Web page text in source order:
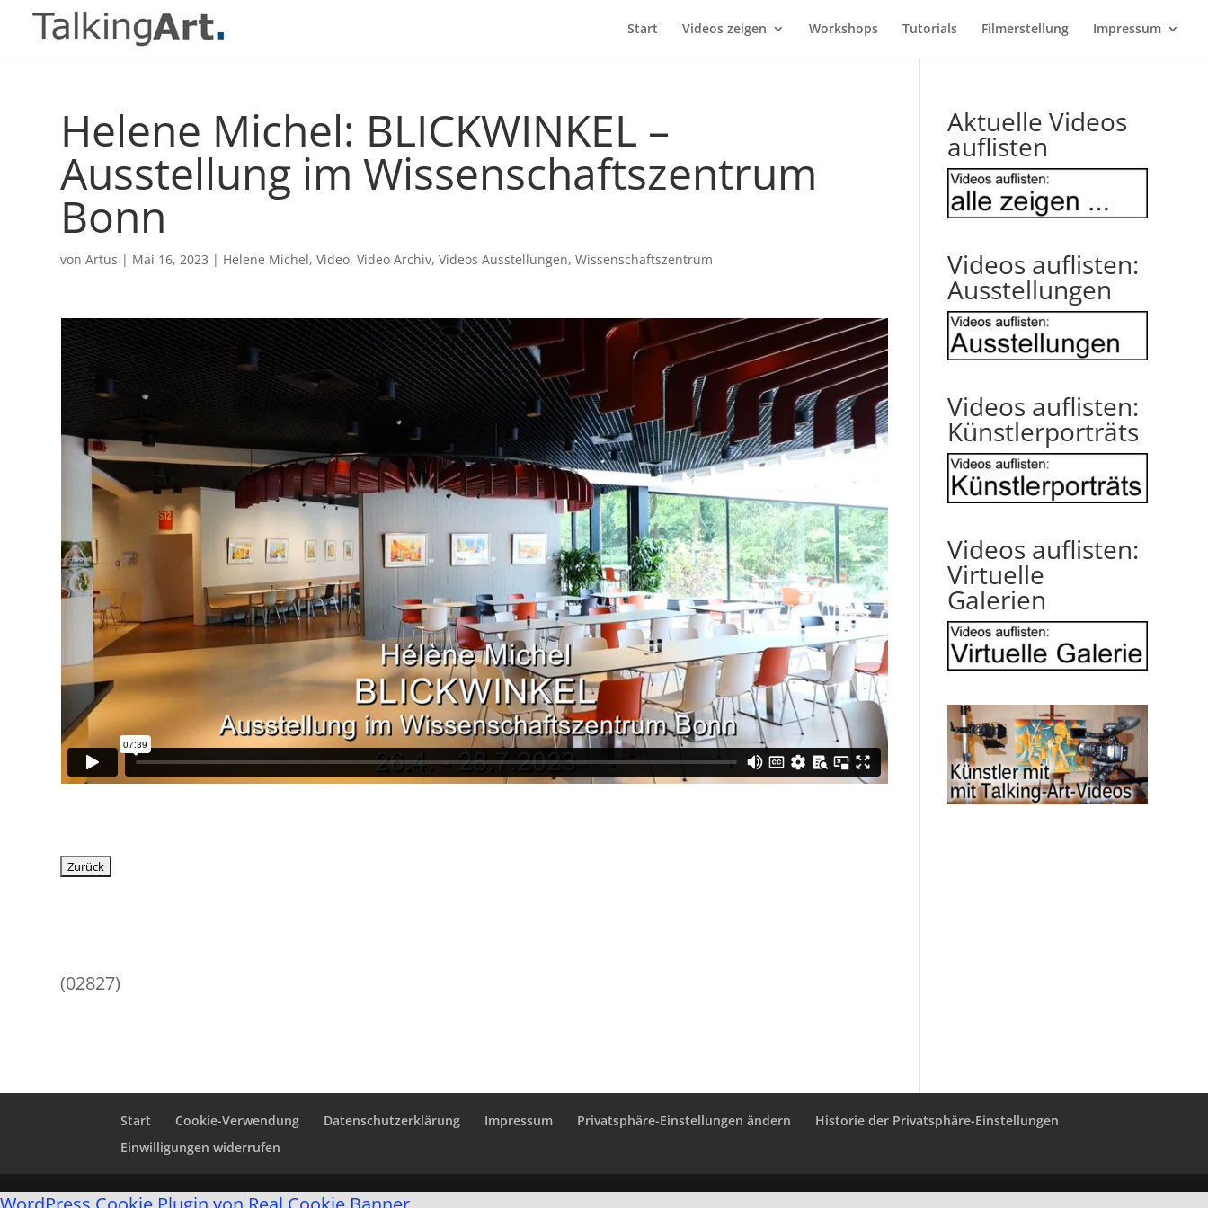
Start Videos zeigen Workshops Tutorials Filmerstellung Impressum
Helene Michel: BLICKWINKEL –
Ausstellung im Wissenschaftszentrum
Bonn
vonArtus | Mai 16, 2023 | Helene Michel,Video,Video Archiv,Videos Ausstellungen,Wissenschaftszentrum
(02827)
Aktuelle Videos
auflisten
Videos auflisten:
Ausstellungen
Videos auflisten:
Künstlerporträts
Videos auflisten:
Virtuelle
Galerien
Start Cookie-Verwendung Datenschutzerklärung Impressum Privatsphäre-Einstellungen ändern
Historie der Privatsphäre-Einstellungen
Einwilligungen widerrufen